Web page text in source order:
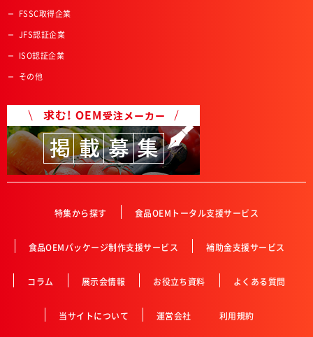
FSSC取得企業
JFS認証企業
ISO認証企業
その他
特集から探す 食品OEMトータル支援サービス
食品OEMパッケージ制作支援サービス 補助金支援サービス
コラム 展示会情報 お役立ち資料 よくある質問
当サイトについて 運営会社 利用規約